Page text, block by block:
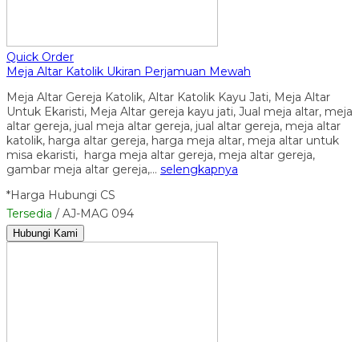
Quick Order
Meja Altar Katolik Ukiran Perjamuan Mewah
Meja Altar Gereja Katolik, Altar Katolik Kayu Jati, Meja Altar
Untuk Ekaristi, Meja Altar gereja kayu jati, Jual meja altar, meja
altar gereja, jual meja altar gereja, jual altar gereja, meja altar
katolik, harga altar gereja, harga meja altar, meja altar untuk
misa ekaristi, harga meja altar gereja, meja altar gereja,
gambar meja altar gereja,… selengkapnya
*Harga Hubungi CS
Tersedia / AJ-MAG 094
Hubungi Kami